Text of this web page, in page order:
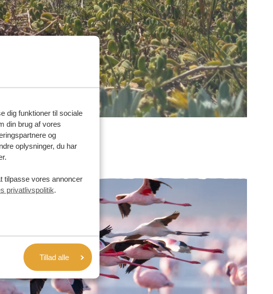
dig funktioner til sociale
din brug af vores
og
oplysninger, du har
tilpasse vores annoncer
privatlivspolitik.
Tillad alle